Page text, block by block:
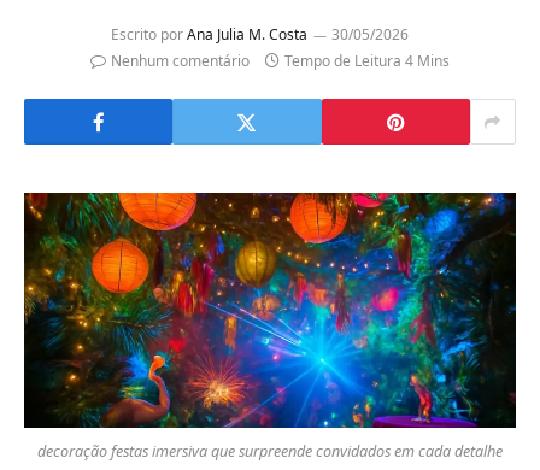
Escrito por Ana Julia M. Costa
30/05/2026
Nenhum comentário
Tempo de Leitura 4 Mins
decoração festas imersiva que surpreende convidados em cada detalhe